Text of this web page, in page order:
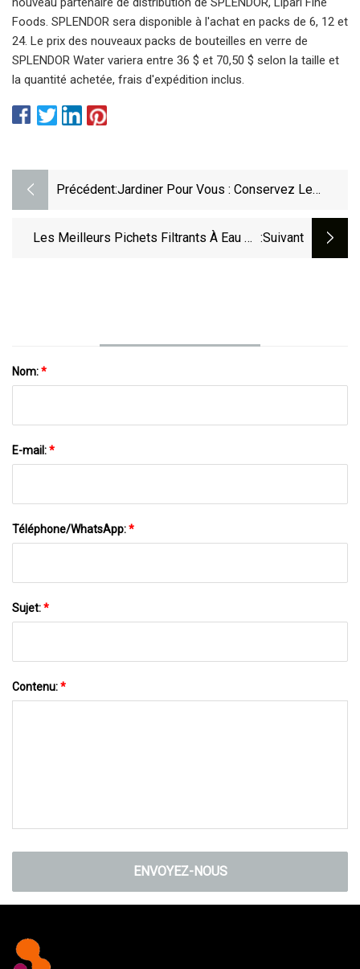
Foods. SPLENDOR sera disponible à l'achat en packs de 6, 12 et
24. Le prix des nouveaux packs de bouteilles en verre de
SPLENDOR Water variera entre 36 $ et 70,50 $ selon la taille et
la quantité achetée, frais d'expédition inclus.
Précédent:Jardiner Pour Vous : Conservez Le
Herbes
Les Meilleurs Pichets Filtrants À Eau De :suivant
Nom:*
E-mail:*
Téléphone/WhatsApp:*
Sujet:*
Contenu:*
ENVOYEZ-NOUS